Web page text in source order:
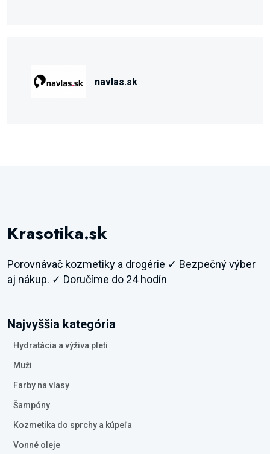
navlas.sk
Krasotika.sk
Porovnávač kozmetiky a drogérie ✓ Bezpečný výber
aj nákup. ✓ Doručíme do 24 hodín
Najvyššia kategória
Hydratácia a výživa pleti
Muži
Farby na vlasy
Šampóny
Kozmetika do sprchy a kúpeľa
Vonné oleje